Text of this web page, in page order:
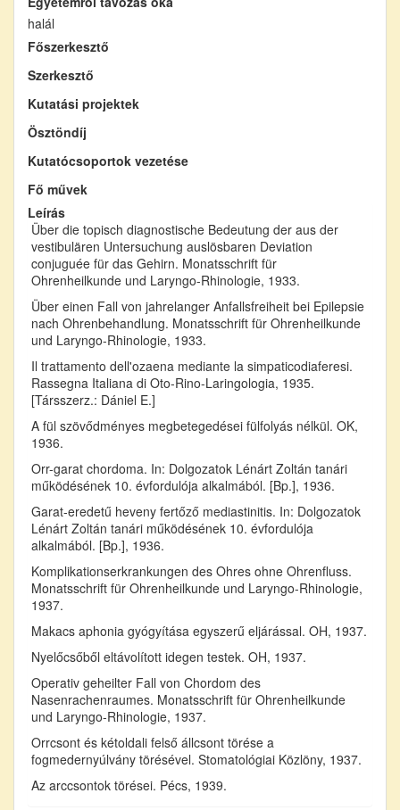
halál
Főszerkesztő
Szerkesztő
Kutatási projektek
Ösztöndíj
Kutatócsoportok vezetése
Fő művek
Leírás
Über die topisch diagnostische Bedeutung der aus der
vestibulären Untersuchung auslösbaren Deviation
conjuguée für das Gehirn. Monatsschrift für
Ohrenheilkunde und Laryngo-Rhinologie, 1933.
Über einen Fall von jahrelanger Anfallsfreiheit bei Epilepsie
nach Ohrenbehandlung. Monatsschrift für Ohrenheilkunde
und Laryngo-Rhinologie, 1933.
Il trattamento dell'ozaena mediante la simpaticodiaferesi.
Rassegna Italiana di Oto-Rino-Laringologia, 1935.
[Társszerz.: Dániel E.]
A fül szövődményes megbetegedései fülfolyás nélkül. OK,
1936.
Orr-garat chordoma. In: Dolgozatok Lénárt Zoltán tanári
működésének 10. évfordulója alkalmából. [Bp.], 1936.
Garat-eredetű heveny fertőző mediastinitis. In: Dolgozatok
Lénárt Zoltán tanári működésének 10. évfordulója
alkalmából. [Bp.], 1936.
Komplikationserkrankungen des Ohres ohne Ohrenfluss.
Monatsschrift für Ohrenheilkunde und Laryngo-Rhinologie,
1937.
Makacs aphonia gyógyítása egyszerű eljárással. OH, 1937.
Nyelőcsőből eltávolított idegen testek. OH, 1937.
Operativ geheilter Fall von Chordom des
Nasenrachenraumes. Monatsschrift für Ohrenheilkunde
und Laryngo-Rhinologie, 1937.
Orrcsont és kétoldali felső állcsont törése a
fogmedernyúlvány törésével. Stomatológiai Közlöny, 1937.
Az arccsontok törései. Pécs, 1939.